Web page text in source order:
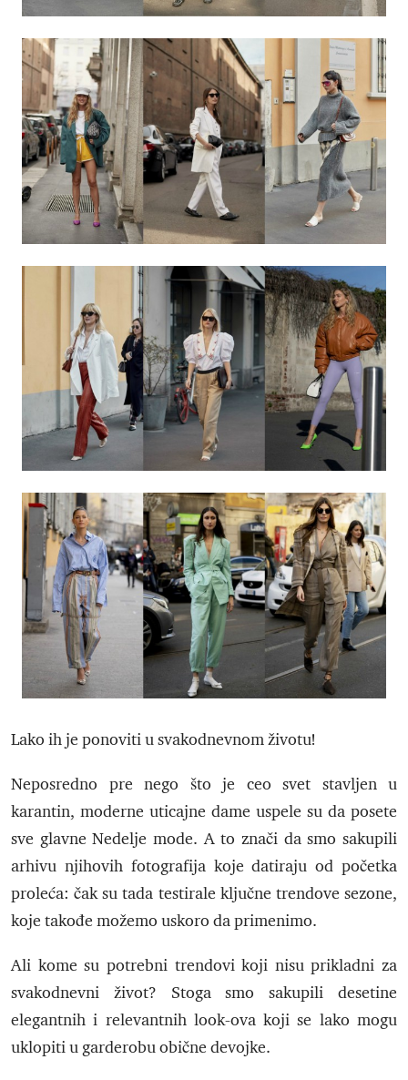
Lako ih je ponoviti u svakodnevnom životu!
Neposredno pre nego što je ceo svet stavljen u
karantin, moderne uticajne dame uspele su da posete
sve glavne Nedelje mode. A to znači da smo sakupili
arhivu njihovih fotografija koje datiraju od početka
proleća: čak su tada testirale ključne trendove sezone,
koje takođe možemo uskoro da primenimo.
Ali kome su potrebni trendovi koji nisu prikladni za
svakodnevni život? Stoga smo sakupili desetine
elegantnih i relevantnih look-ova koji se lako mogu
uklopiti u garderobu obične devojke.